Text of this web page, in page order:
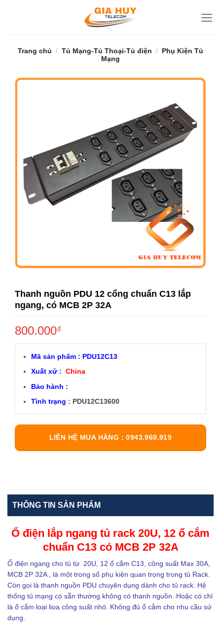
Trang chủ / Tủ Mạng-Tủ Thoại-Tủ điện / Phụ Kiện Tủ
Mạng
Thanh nguồn PDU 12 cổng chuẩn C13 lắp
ngang, có MCB 2P 32A
800.000₫
Mã sản phẩm : PDU12C13
Xuất xứ :China
Bảo hành :
Tình trạng : PDU12C13600
LIÊN HỆ MUA HÀNG : 0943.969.919
THÔNG TIN SẢN PHẨM
Ổ điện lắp ngang tủ rack 20U, 12 ổ cắm
chuẩn C13 có MCB 2P 32A
Ổ điện ngang cho tủ từ 20U, 12 ổ cắm C13, công suất Max 30A,
MCB 2P 32A , là một trong số phụ kiện quan trọng trong tủ Rack.
Còn gọi là thanh nguồn PDU chuyên dụng dành cho tủ rack. Hệ
thống tủ mạng có sẵn thường không có thanh nguồn. Hoặc có chỉ
là ổ cắm loại lioa công suất nhỏ. Không đủ ổ cắm cho nhu cầu sử
dụng.